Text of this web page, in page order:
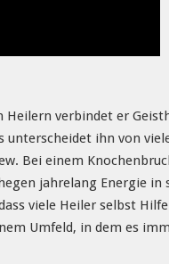
Heilern verbindet er
ihn von
Bei einem
jahrelang Energie in
viele Heiler selbst
Umfeld, in dem es